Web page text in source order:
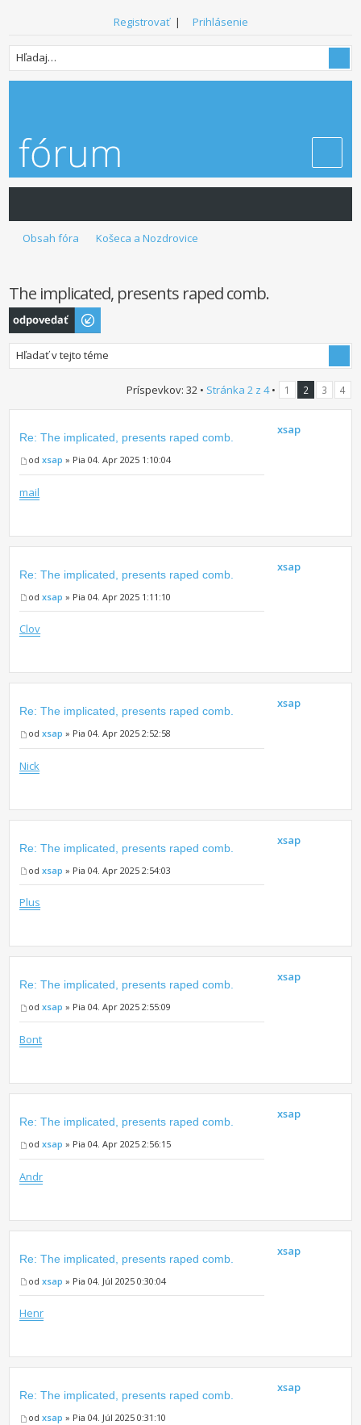
Registrovať| Prihlásenie
Obsah fóra Košeca a Nozdrovice
The implicated, presents raped comb.
Odoslať odpoveď
Príspevkov: 32 • Stránka 2z 4• 1 2 3 4
Re: The implicated, presents raped comb.
odxsap » Pia 04. Apr 2025 1:10:04
mail
xsap
Re: The implicated, presents raped comb.
odxsap » Pia 04. Apr 2025 1:11:10
Clov
xsap
Re: The implicated, presents raped comb.
odxsap » Pia 04. Apr 2025 2:52:58
Nick
xsap
Re: The implicated, presents raped comb.
odxsap » Pia 04. Apr 2025 2:54:03
Plus
xsap
Re: The implicated, presents raped comb.
odxsap » Pia 04. Apr 2025 2:55:09
Bont
xsap
Re: The implicated, presents raped comb.
odxsap » Pia 04. Apr 2025 2:56:15
Andr
xsap
Re: The implicated, presents raped comb.
odxsap » Pia 04. Júl 2025 0:30:04
Henr
xsap
Re: The implicated, presents raped comb.
odxsap » Pia 04. Júl 2025 0:31:10
xsap